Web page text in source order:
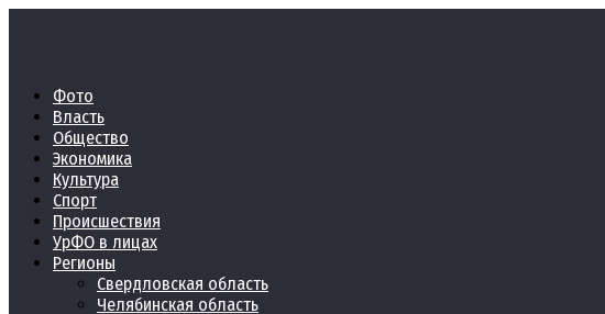
Фото
Власть
Общество
Экономика
Культура
Спорт
Происшествия
УрФО в лицах
Регионы
Свердловская область
Челябинская область